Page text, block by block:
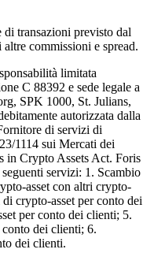
transazioni previsto dal
commissioni e spread.
limitata
C 88392 e sede legale a
SPK 1000, St. Julians,
autorizzata dalla
di servizi di
1114 sui Mercati dei
in Crypto Assets Act. Foris
servizi: 1. Scambio
asset con altri crypto-
crypto-asset per conto dei
per conto dei clienti; 5.
dei clienti; 6.
dei clienti.